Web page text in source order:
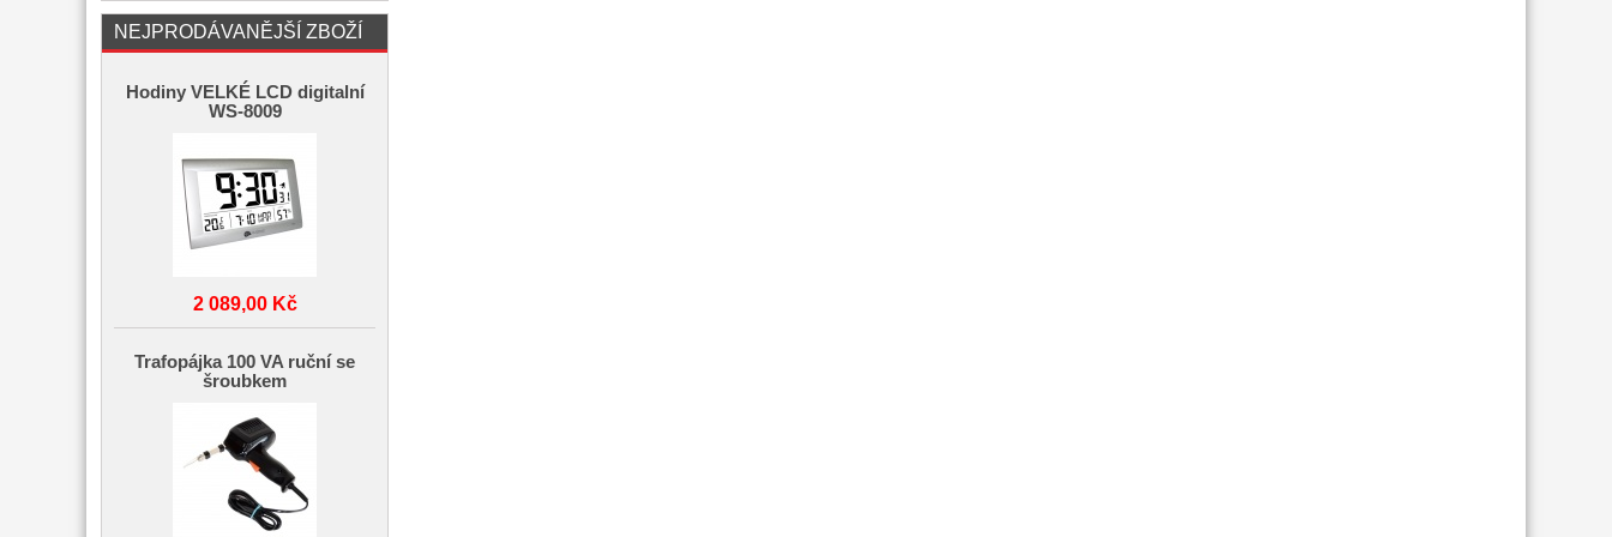
NEJPRODÁVANĚJŠÍ ZBOŽÍ
Hodiny VELKÉ LCD digitalní
WS-8009
2 089,00 Kč
Trafopájka 100 VA ruční se
šroubkem